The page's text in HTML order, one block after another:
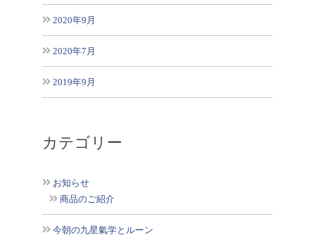
2020年9月
2020年7月
2019年9月
カテゴリー
お知らせ
商品のご紹介
今朝の九星氣学とルーン